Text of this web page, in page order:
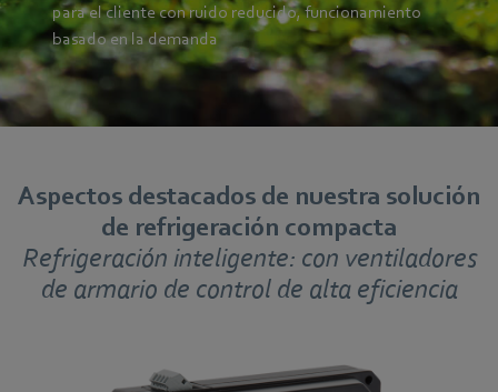
para el cliente con ruido reducido, funcionamiento
basado en la demanda
Aspectos destacados de nuestra solución
de refrigeración compacta
Refrigeración inteligente: con ventiladores
de armario de control de alta eficiencia